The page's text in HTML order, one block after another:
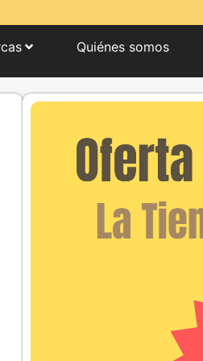
Quiénes somos